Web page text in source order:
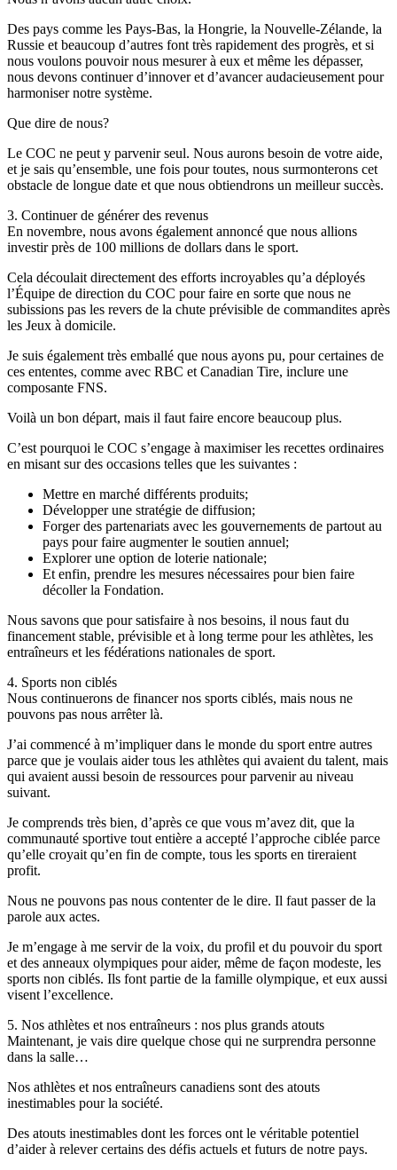
Des pays comme les Pays-Bas, la Hongrie, la Nouvelle-Zélande, la
Russie et beaucoup d’autres font très rapidement des progrès, et si
nous voulons pouvoir nous mesurer à eux et même les dépasser,
nous devons continuer d’innover et d’avancer audacieusement pour
harmoniser notre système.
Que dire de nous?
Le COC ne peut y parvenir seul. Nous aurons besoin de votre aide,
et je sais qu’ensemble, une fois pour toutes, nous surmonterons cet
obstacle de longue date et que nous obtiendrons un meilleur succès.
3. Continuer de générer des revenus
En novembre, nous avons également annoncé que nous allions
investir près de 100 millions de dollars dans le sport.
Cela découlait directement des efforts incroyables qu’a déployés
l’Équipe de direction du COC pour faire en sorte que nous ne
subissions pas les revers de la chute prévisible de commandites après
les Jeux à domicile.
Je suis également très emballé que nous ayons pu, pour certaines de
ces ententes, comme avec RBC et Canadian Tire, inclure une
composante FNS.
Voilà un bon départ, mais il faut faire encore beaucoup plus.
C’est pourquoi le COC s’engage à maximiser les recettes ordinaires
en misant sur des occasions telles que les suivantes :
Mettre en marché différents produits;
Développer une stratégie de diffusion;
Forger des partenariats avec les gouvernements de partout au
pays pour faire augmenter le soutien annuel;
Explorer une option de loterie nationale;
Et enfin, prendre les mesures nécessaires pour bien faire
décoller la Fondation.
Nous savons que pour satisfaire à nos besoins, il nous faut du
financement stable, prévisible et à long terme pour les athlètes, les
entraîneurs et les fédérations nationales de sport.
4. Sports non ciblés
Nous continuerons de financer nos sports ciblés, mais nous ne
pouvons pas nous arrêter là.
J’ai commencé à m’impliquer dans le monde du sport entre autres
parce que je voulais aider tous les athlètes qui avaient du talent, mais
qui avaient aussi besoin de ressources pour parvenir au niveau
suivant.
Je comprends très bien, d’après ce que vous m’avez dit, que la
communauté sportive tout entière a accepté l’approche ciblée parce
qu’elle croyait qu’en fin de compte, tous les sports en tireraient
profit.
Nous ne pouvons pas nous contenter de le dire. Il faut passer de la
parole aux actes.
Je m’engage à me servir de la voix, du profil et du pouvoir du sport
et des anneaux olympiques pour aider, même de façon modeste, les
sports non ciblés. Ils font partie de la famille olympique, et eux aussi
visent l’excellence.
5. Nos athlètes et nos entraîneurs : nos plus grands atouts
Maintenant, je vais dire quelque chose qui ne surprendra personne
dans la salle…
Nos athlètes et nos entraîneurs canadiens sont des atouts
inestimables pour la société.
Des atouts inestimables dont les forces ont le véritable potentiel
d’aider à relever certains des défis actuels et futurs de notre pays.